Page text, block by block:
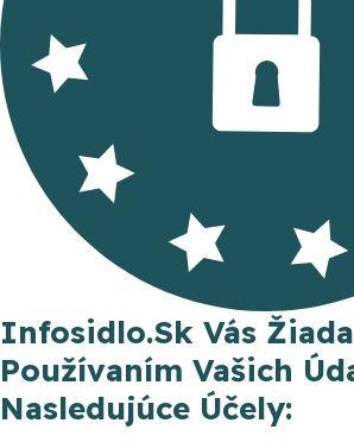
Infosidlo.sk Vás
Používaním Vašich
Nasledujúce Účely: